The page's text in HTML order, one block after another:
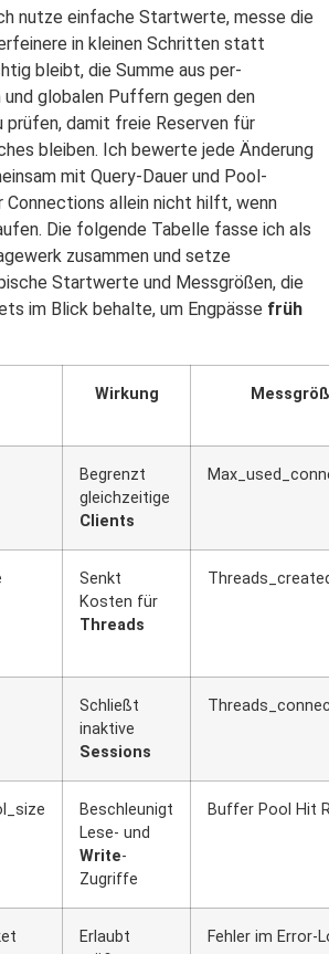
nutze einfache Startwerte, messe die
in kleinen Schritten statt
bleibt, die Summe aus per-
globalen Puffern gegen den
prüfen, damit freie Reserven für
bleiben. Ich bewerte jede Änderung
mit Query-Dauer und Pool-
Connections allein nicht hilft, wenn
Die folgende Tabelle fasse ich als
zusammen und setze
Startwerte und Messgrößen, die
im Blick behalte, um Engpässe früh
Wirkung
Begrenzt
gleichzeitige
Clients
Senkt
Kosten für
Threads
Schließt
inaktive
Sessions
Beschleunigt
Lese- und
Write-
Zugriffe
Buffer Pool Hit
Erlaubt
Fehler im Error-